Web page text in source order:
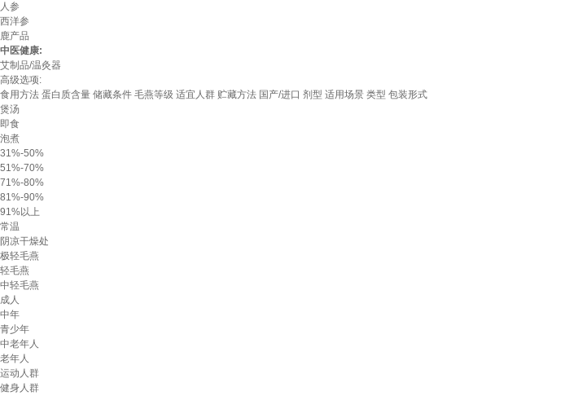
人参
西洋参
鹿产品
中医健康:
艾制品/温灸器
高级选项:
食用方法 蛋白质含量 储藏条件 毛燕等级 适宜人群 贮藏方法 国产/进口 剂型 适用场景 类型 包装形式
煲汤
即食
泡煮
31%-50%
51%-70%
71%-80%
81%-90%
91%以上
常温
阴凉干燥处
极轻毛燕
轻毛燕
中轻毛燕
成人
中年
青少年
中老年人
老年人
运动人群
健身人群